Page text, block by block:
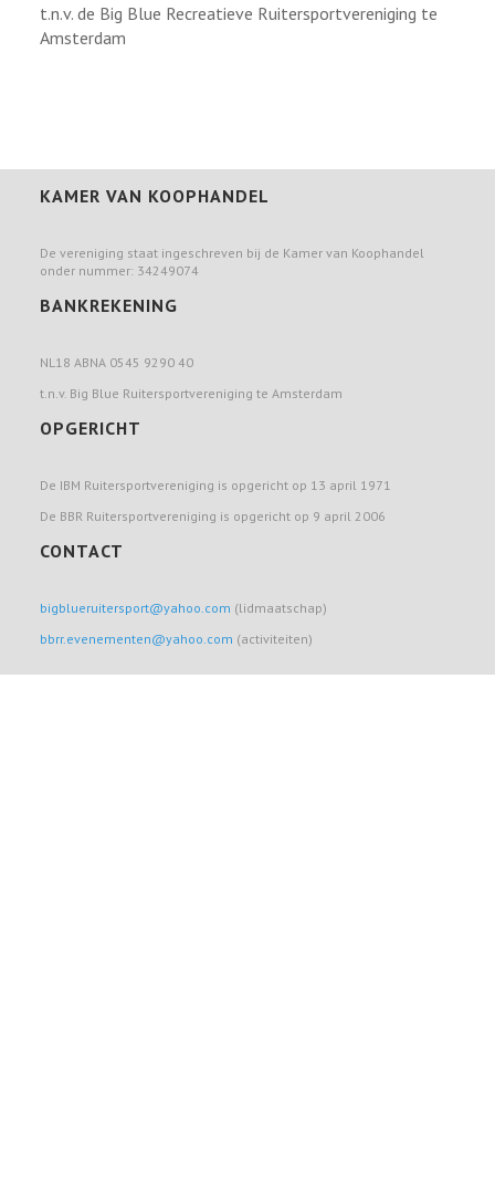
t.n.v. de Big Blue Recreatieve Ruitersportvereniging te
Amsterdam
KAMER VAN KOOPHANDEL
De vereniging staat ingeschreven bij de Kamer van Koophandel
onder nummer: 34249074
BANKREKENING
NL18 ABNA 0545 9290 40
t.n.v. Big Blue Ruitersportvereniging te Amsterdam
OPGERICHT
De IBM Ruitersportvereniging is opgericht op 13 april 1971
De BBR Ruitersportvereniging is opgericht op 9 april 2006
CONTACT
bigblueruitersport@yahoo.com (lidmaatschap)
bbrr.evenementen@yahoo.com (activiteiten)